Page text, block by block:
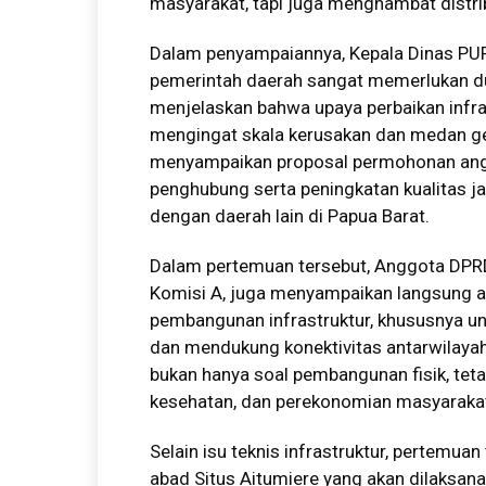
Dalam penyampaiannya, Kepala Dinas
pemerintah daerah sangat memerlukan
menjelaskan bahwa upaya perbaikan
mengingat skala kerusakan dan medan
menyampaikan proposal permohonan
penghubung serta peningkatan kualitas
dengan daerah lain di Papua Barat.
Dalam pertemuan tersebut, Anggota
Komisi A, juga menyampaikan langsung
pembangunan infrastruktur, khususnya
dan mendukung konektivitas
bukan hanya soal pembangunan fisik,
kesehatan, dan perekonomian
Selain isu teknis infrastruktur,
abad Situs Aitumiere yang akan